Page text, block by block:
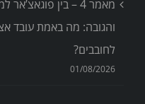
מאמר 4 – בין
והגובה: מה באמת עובד
לחובבים?
01/08/2026